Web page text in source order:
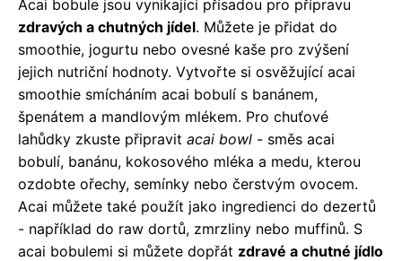
Acai bobule jsou vynikající přísadou pro přípravu
zdravých a chutných jídel. Můžete je přidat do
smoothie, jogurtu nebo ovesné kaše pro zvýšení
jejich nutriční hodnoty. Vytvořte si osvěžující acai
smoothie smícháním acai bobulí s banánem,
špenátem a mandlovým mlékem. Pro chuťové
lahůdky zkuste připravit acai bowl - směs acai
bobulí, banánu, kokosového mléka a medu, kterou
ozdobte ořechy, semínky nebo čerstvým ovocem.
Acai můžete také použít jako ingredienci do dezertů
- například do raw dortů, zmrzliny nebo muffinů. S
acai bobulemi si můžete dopřát zdravé a chutné jídlo